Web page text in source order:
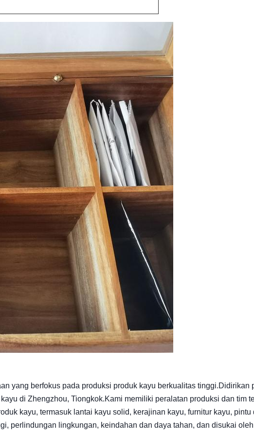
yang berfokus pada produksi produk kayu berkualitas tinggi.Didirikan
di Zhengzhou, Tiongkok.Kami memiliki peralatan produksi dan tim
kayu, termasuk lantai kayu solid, kerajinan kayu, furnitur kayu, pintu
perlindungan lingkungan, keindahan dan daya tahan, dan disukai oleh